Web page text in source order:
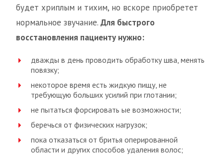
будет хриплым и тихим, но вскоре приобретет
нормальное звучание. Для быстрого
восстановления пациенту нужно:
дважды в день проводить обработку шва, менять
повязку;
некоторое время есть жидкую пищу, не
требующую больших усилий при глотании;
не пытаться форсировать ые возможности;
беречься от физических нагрузок;
пока отказаться от бритья оперированной
области и других способов удаления волос;